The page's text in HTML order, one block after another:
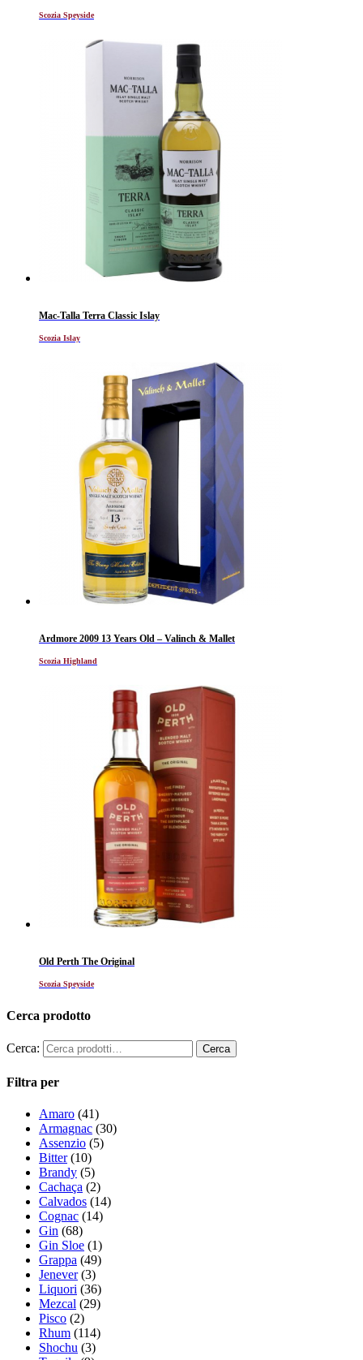
Scozia Speyside
Mac-Talla Terra Classic Islay
Scozia Islay
Ardmore 2009 13 Years Old – Valinch & Mallet
Scozia Highland
Old Perth The Original
Scozia Speyside
Cerca prodotto
Cerca:
Filtra per
Amaro (41)
Armagnac (30)
Assenzio (5)
Bitter (10)
Brandy (5)
Cachaça (2)
Calvados (14)
Cognac (14)
Gin (68)
Gin Sloe (1)
Grappa (49)
Jenever (3)
Liquori (36)
Mezcal (29)
Pisco (2)
Rhum (114)
Shochu (3)